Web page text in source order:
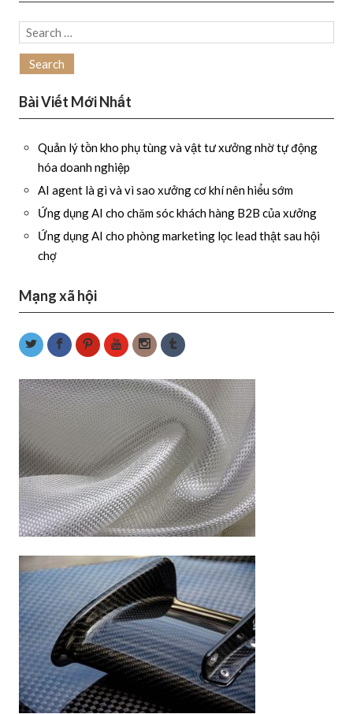
Search
Bài Viết Mới Nhất
Quản lý tồn kho phụ tùng và vật tư xưởng nhờ tự động
hóa doanh nghiệp
AI agent là gì và vì sao xưởng cơ khí nên hiểu sớm
Ứng dụng AI cho chăm sóc khách hàng B2B của xưởng
Ứng dụng AI cho phòng marketing lọc lead thật sau hội
chợ
Mạng xã hội